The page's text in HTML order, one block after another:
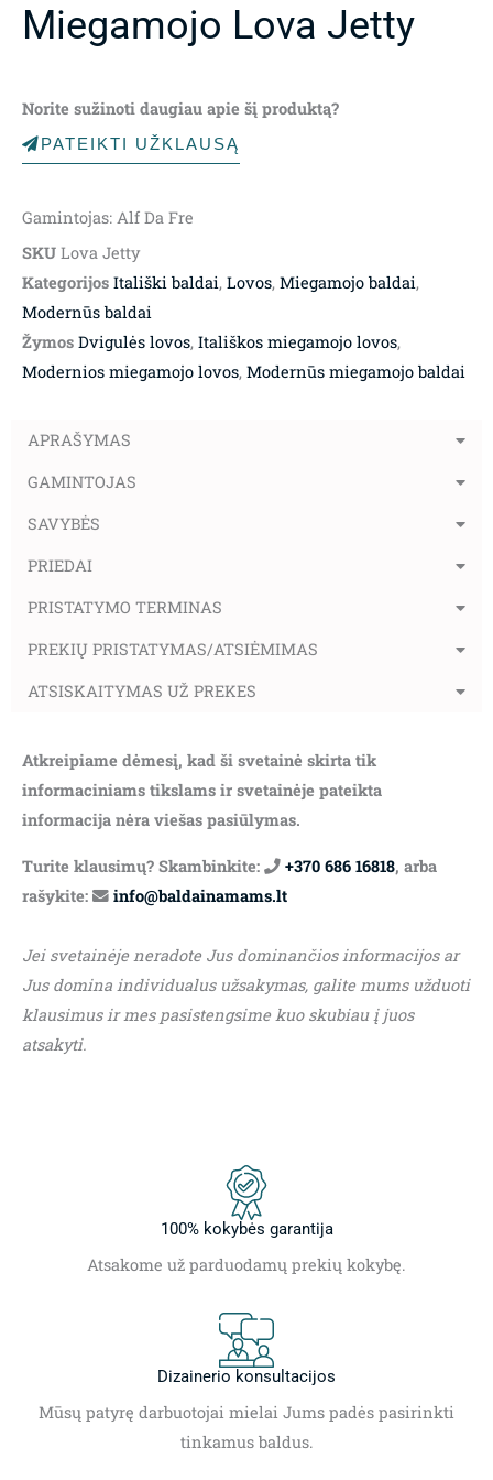
Miegamojo Lova Jetty
Norite sužinoti daugiau apie šį produktą?
PATEIKTI UŽKLAUSĄ
Gamintojas: Alf Da Fre
SKU Lova Jetty
Kategorijos Itališki baldai, Lovos, Miegamojo baldai,
Modernūs baldai
Žymos Dvigulės lovos, Itališkos miegamojo lovos,
Modernios miegamojo lovos, Modernūs miegamojo baldai
APRAŠYMAS
GAMINTOJAS
SAVYBĖS
PRIEDAI
PRISTATYMO TERMINAS
PREKIŲ PRISTATYMAS/ATSIĖMIMAS
ATSISKAITYMAS UŽ PREKES
Atkreipiame dėmesį, kad ši svetainė skirta tik
informaciniams tikslams ir svetainėje pateikta
informacija nėra viešas pasiūlymas.
Turite klausimų? Skambinkite: +370 686 16818, arba
rašykite:
info@baldainamams.lt
Jei svetainėje neradote Jus dominančios informacijos ar
Jus domina individualus užsakymas, galite mums užduoti
klausimus ir mes pasistengsime kuo skubiau į juos
atsakyti.
100% kokybės garantija
Atsakome už parduodamų prekių kokybę.
Dizainerio konsultacijos
Mūsų patyrę darbuotojai mielai Jums padės pasirinkti
tinkamus baldus.